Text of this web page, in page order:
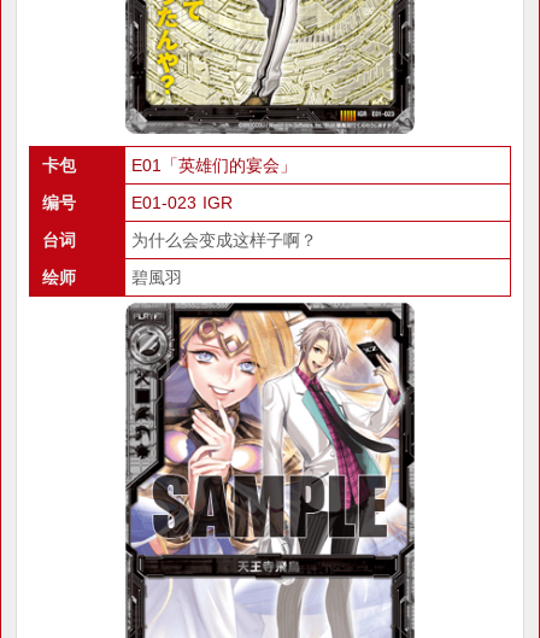
卡包
E01「英雄们的宴会」
编号
E01-023 IGR
台词
为什么会变成这样子啊？
绘师
碧風羽